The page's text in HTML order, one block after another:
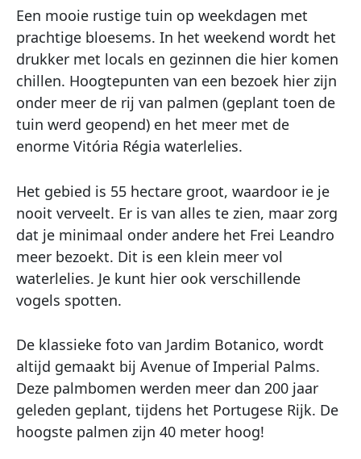
Een mooie rustige tuin op weekdagen met
prachtige bloesems. In het weekend wordt het
drukker met locals en gezinnen die hier komen
chillen. Hoogtepunten van een bezoek hier zijn
onder meer de rij van palmen (geplant toen de
tuin werd geopend) en het meer met de
enorme Vitória Régia waterlelies.
Het gebied is 55 hectare groot, waardoor ie je
nooit verveelt. Er is van alles te zien, maar zorg
dat je minimaal onder andere het Frei Leandro
meer bezoekt. Dit is een klein meer vol
waterlelies. Je kunt hier ook verschillende
vogels spotten.
De klassieke foto van Jardim Botanico, wordt
altijd gemaakt bij Avenue of Imperial Palms.
Deze palmbomen werden meer dan 200 jaar
geleden geplant, tijdens het Portugese Rijk. De
hoogste palmen zijn 40 meter hoog!